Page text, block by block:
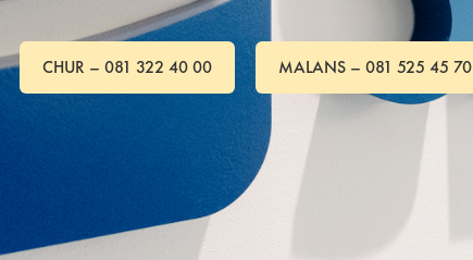
CHUR – 081 322 40 00 MALANS – 081 525 45 70